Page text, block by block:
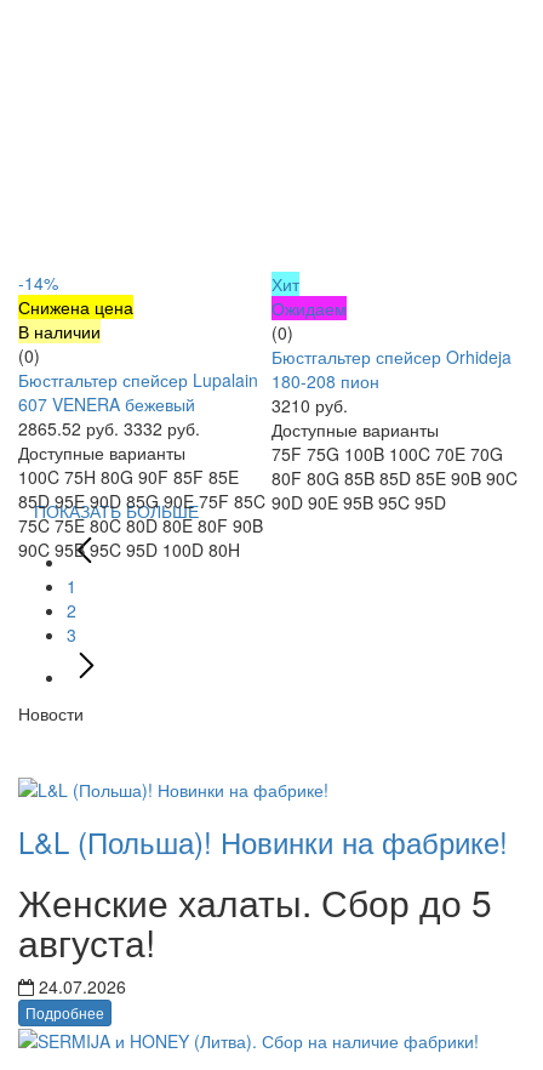
-14%
Снижена цена
В наличии
(0)
Бюстгальтер спейсер Lupalain
607 VENERA бежевый
2865.52 руб. 3332 руб.
Доступные варианты
100C 75H 80G 90F 85F 85E
85D 95E 90D 85G 90E 75F 85C
75C 75E 80C 80D 80E 80F 90B
90C 95B 95C 95D 100D 80H
Хит
Ожидаем
(0)
Бюстгальтер спейсер Orhideja
180-208 пион
3210 руб.
Доступные варианты
75F 75G 100B 100C 70E 70G
80F 80G 85B 85D 85E 90B 90C
90D 90E 95B 95C 95D
ПОКАЗАТЬ БОЛЬШЕ
1
2
3
Новости
L&L (Польша)! Новинки на фабрике!
Женские халаты. Сбор до 5
августа!
24.07.2026
Подробнее